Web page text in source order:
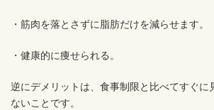
・筋肉を落とさずに脂肪だけを減らせます。
・健康的に痩せられる。
逆にデメリットは、食事制限と比べてすぐに
ないことです。